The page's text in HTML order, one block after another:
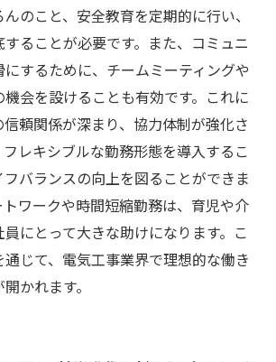
のこと、安全教育を定期的に行い、
ることが必要です。また、コミュニ
するために、チームミーティングや
会を設けることも有効です。これに
頼関係が深まり、協力体制が強化さ
レキシブルな勤務形態を導入するこ
フバランスの向上を図ることができま
ワークや時間短縮勤務は、育児や介
にとって大きな助けになります。こ
通じて、電気工事業界で理想的な働き
かれます。